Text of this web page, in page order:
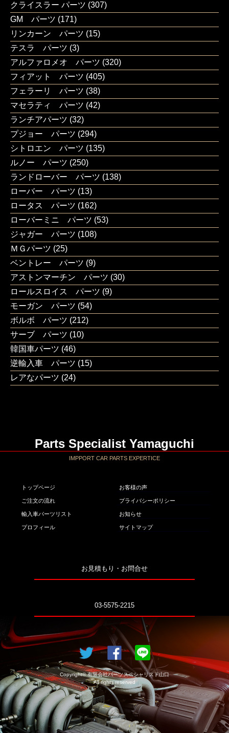
クライスラー パーツ (307)
GM パーツ (171)
リンカーン パーツ (15)
テスラ パーツ (3)
アルファロメオ パーツ (320)
フィアット パーツ (405)
フェラーリ パーツ (38)
マセラティ パーツ (42)
ランチアパーツ (32)
プジョー パーツ (294)
シトロエン パーツ (135)
ルノー パーツ (250)
ランドローバー パーツ (138)
ローバー パーツ (13)
ロータス パーツ (162)
ローバーミニ パーツ (53)
ジャガー パーツ (108)
ＭＧパーツ (25)
ベントレー パーツ (9)
アストンマーチン パーツ (30)
ロールスロイス パーツ (9)
モーガン パーツ (54)
ボルボ パーツ (212)
サーブ パーツ (10)
韓国車パーツ (46)
逆輸入車 パーツ (15)
レアなパーツ (24)
Parts Specialist Yamaguchi
IMPPORT CAR PARTS EXPERTICE
トップページ
ご注文の流れ
輸入車パーツリスト
プロフィール
お客様の声
プライバシーポリシー
お知らせ
サイトマップ
お見積もり・お問合せ
03-5575-2215
Copyright© 有限会社パーツスペシャリスト山口
All rights reserved